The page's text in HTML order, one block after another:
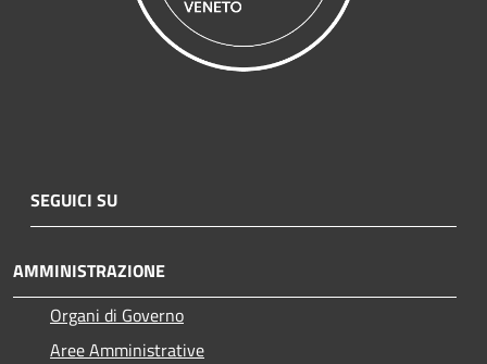
SEGUICI SU
AMMINISTRAZIONE
Organi di Governo
Aree Amministrative